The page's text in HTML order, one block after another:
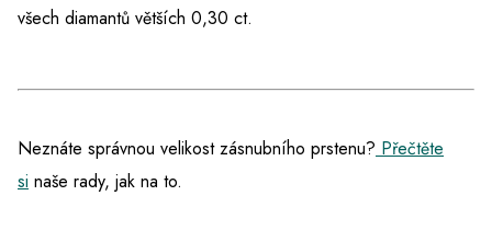
všech diamantů větších 0,30 ct.
Neznáte správnou velikost zásnubního prstenu? Přečtěte
si naše rady, jak na to.